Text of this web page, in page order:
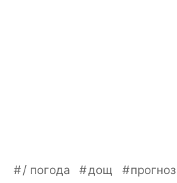
/ погода дощ прогноз